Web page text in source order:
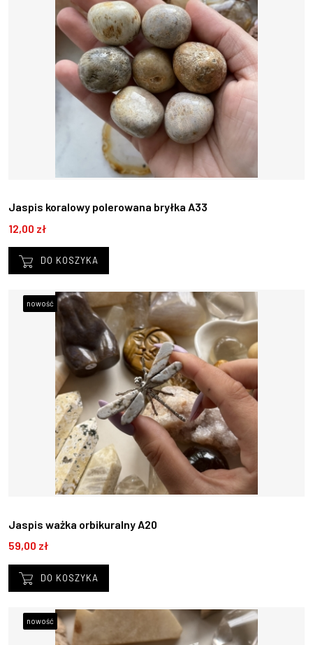
Jaspis koralowy polerowana bryłka A33
12,00 zł
DO KOSZYKA
Jaspis ważka orbikuralny A20
59,00 zł
DO KOSZYKA
nowość
nowość